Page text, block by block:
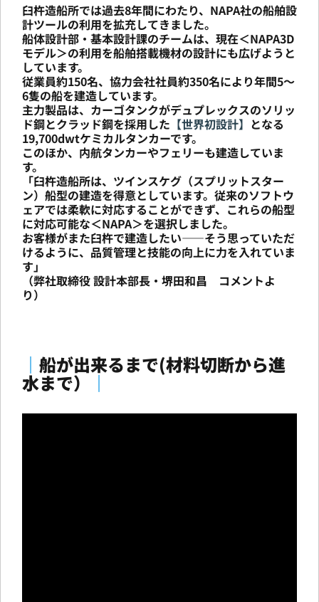
臼杵造船所では過去8年間にわたり、NAPA社の船舶設
計ツールの利用を拡充してきました。
船体設計部・基本設計課のチームは、現在＜NAPA3D
モデル＞の利用を船舶搭載機材の設計にも広げようと
しています。
従業員約150名、協力会社社員約350名により年間5〜
6隻の船を建造しています。
主力製品は、カーゴタンクがデュプレックスのソリッ
ド鋼とクラッド鋼を採用した 【世界初設計】 となる
19,700dwtケミカルタンカーです。
このほか、内航タンカーやフェリーも建造していま
す。
「臼杵造船所は、ツインスケグ（スプリットスター
ン）船型の建造を得意としています。従来のソフトウ
ェアでは柔軟に対応することができず、これらの船型
に対応可能な＜NAPA＞を選択しました。
お客様がまた臼杵で建造したい――そう思っていただ
けるように、品質管理と技能の向上に力を入れていま
す」
（弊社取締役 設計本部長・堺田和昌 コメントよ
り）
｜ 船が出来るまで(材料切断から進
水まで） ｜